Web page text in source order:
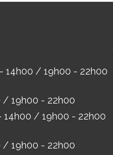
14h00 / 19h00 - 22h00
/ 19h00 - 22h00
14h00 / 19h00 - 22h00
/ 19h00 - 22h00